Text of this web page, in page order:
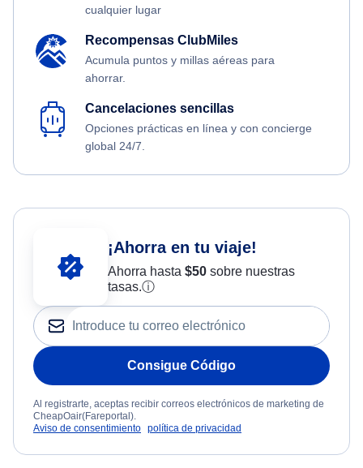
cualquier lugar
Recompensas ClubMiles
Acumula puntos y millas aéreas para
ahorrar.
Cancelaciones sencillas
Opciones prácticas en línea y con concierge
global 24/7.
¡Ahorra en tu viaje!
Ahorra hasta $50sobre nuestras
tasas.ⓘ
Consigue Código
Al registrarte, aceptas recibir correos electrónicos de marketing de
CheapOair(Fareportal).
Aviso de consentimiento política de privacidad